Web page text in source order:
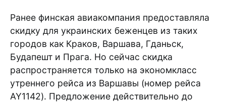
Ранее финская авиакомпания предоставляла
скидку для украинских беженцев из таких
городов как Краков, Варшава, Гданьск,
Будапешт и Прага. Но сейчас скидка
распространяется только на экономкласс
утреннего рейса из Варшавы (номер рейса
AY1142). Предложение действительно до